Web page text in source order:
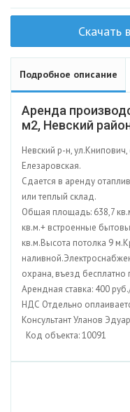
Скачать
Подробное описание
Аренда
м2, Невский
Невский р-н,
Елезаровская.
Сдается в аренду
или теплый склад.
Общая площадь: 638,7
кв.м.+ встроенные
кв.м.Высота потолка 9
охрана, въезд бесплатно
Арендная ставка: 400
НДС Отдельно
Консультант Уланов
Код объекта: 10091